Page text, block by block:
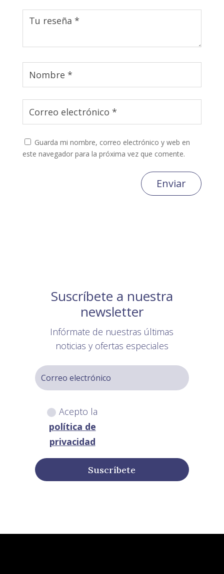
Guarda mi nombre, correo electrónico y web en
este navegador para la próxima vez que comente.
Enviar
Suscríbete a nuestra
newsletter
Infórmate de nuestras últimas
noticias y ofertas especiales
Acepto la
política de
privacidad
Suscríbete